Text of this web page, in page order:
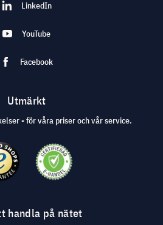
LinkedIn
YouTube
Facebook
Utmärkt
- för våra priser och vår service.
handla på nätet